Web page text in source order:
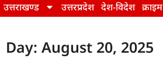
उत्तराखण्ड उत्तरप्रदेश देश-विदेश क्राइम
Day: August 20, 2025